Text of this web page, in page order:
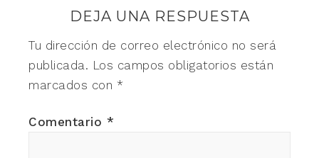
DEJA UNA RESPUESTA
Tu dirección de correo electrónico no será
publicada. Los campos obligatorios están
marcados con *
Comentario *